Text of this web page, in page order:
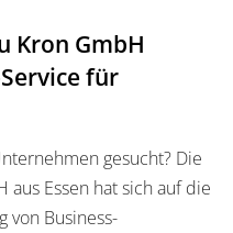
Kron GmbH
für
gesucht? Die
aus Essen hat sich auf die
von Business-